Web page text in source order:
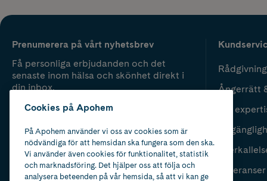
Prenumerera på vårt nyhetsbrev
Få personliga erbjudanden och det
senaste inom hälsa och skönhet direkt i
din inbox.
Ångerrätt
Vår
Leveranser
Cookies på Apohem
På Apohem använder vi oss av cookies som är
nödvändiga för att hemsidan ska fungera som den ska.
Vi använder även cookies för funktionalitet, statistik
och marknadsföring. Det hjälper oss att följa och
analysera beteenden på vår hemsida, så att vi kan ge